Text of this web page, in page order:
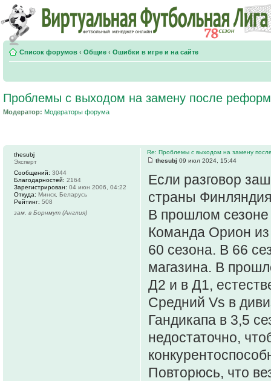
Список форумов ‹ Общие ‹ Ошибки в игре и на сайте
Проблемы с выходом на замену после
Модератор: Модераторы форума
Re: Проблемы с выходом на замену
thesubj 09 июл 2024, 15:44
Если разговор
страны
В прошлом
Команда Орион
60 сезона. В 66
магазина. В
Д2 и в Д1,
Средний Vs в
Гандикапа в 3,5
недостаточно,
Повторюсь, что
thesubj
Эксперт
Сообщений: 3044
Благодарностей: 2164
Зарегистрирован: 04 июн 2006, 04:22
Откуда: Минск, Беларусь
Рейтинг: 508
зам. в Борнмут (Англия)